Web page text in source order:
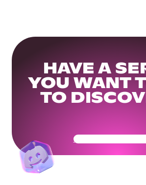
HAVE A
YOU WANT
TO
Get Your Community